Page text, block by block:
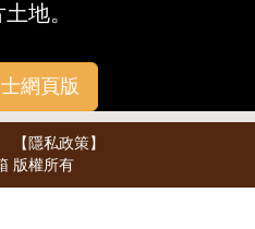
地。
網頁版
【隱私政策】
版權所有